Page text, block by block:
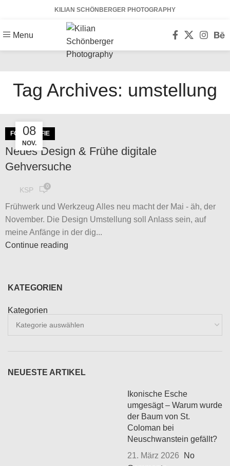
KILIAN SCHÖNBERGER PHOTOGRAPHY
Menu
Tag Archives: umstellung
08
NOV.
FOTOGRAFIE
Neues Design & Frühe digitale
Gehversuche
KSP 0
Frühwerk und Werkzeug Alles neu macht der Mai - äh, der
November. Die Design Umstellung soll Anlass sein, auf
meine Anfänge in der dig...
Continue reading
KATEGORIEN
Kategorien
NEUESTE ARTIKEL
Ikonische Esche
umgesägt – Warum wurde
der Baum von St.
Coloman bei
Neuschwanstein gefällt?
21. März 2026
No